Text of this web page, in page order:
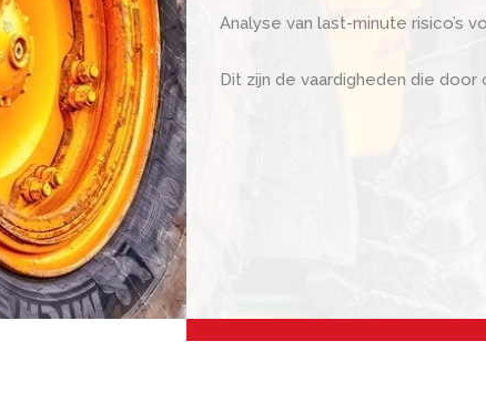
Analyse van last-minute risico’s
Dit zijn de vaardigheden die